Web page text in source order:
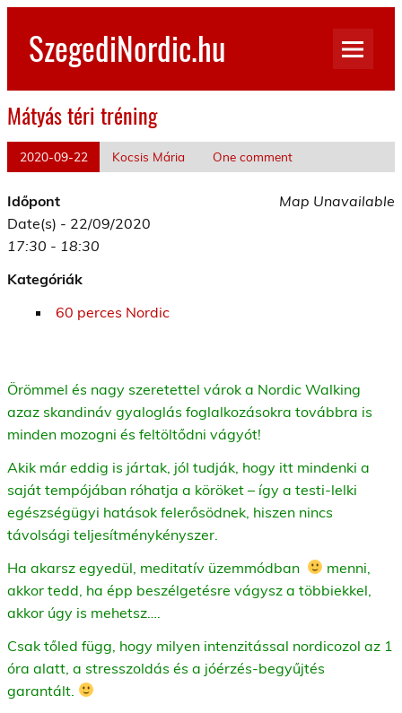
Skip
contentSzegediNordic.hu
Mátyás téri tréning
2020-09-22 Kocsis Mária One comment
Map Unavailable
Időpont
Date(s) - 22/09/2020
17:30 - 18:30
Kategóriák
60 perces Nordic
Örömmel és nagy szeretettel várok a Nordic Walking
azaz skandináv gyaloglás foglalkozásokra továbbra is
minden mozogni és feltöltődni vágyót!
Akik már eddig is jártak, jól tudják, hogy itt mindenki a
saját tempójában róhatja a köröket – így a testi-lelki
egészségügyi hatások felerősödnek, hiszen nincs
távolsági teljesítménykényszer.
Ha akarsz egyedül, meditatív üzemmódban
menni,
akkor tedd, ha épp beszélgetésre vágysz a többiekkel,
akkor úgy is mehetsz….
Csak tőled függ, hogy milyen intenzitással nordicozol az 1
óra alatt, a stresszoldás és a jóérzés-begyűjtés
garantált.